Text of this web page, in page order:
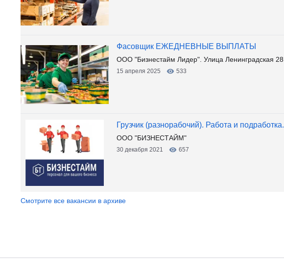
Фасовщик ЕЖЕДНЕВНЫЕ ВЫПЛАТЫ
ООО "Бизнестайм Лидер". Улица Ленинградская 28
15 апреля 2025 533
Грузчик (разнорабочий). Работа и подработка.
ООО "БИЗНЕСТАЙМ"
30 декабря 2021 657
Смотрите все вакансии в архиве